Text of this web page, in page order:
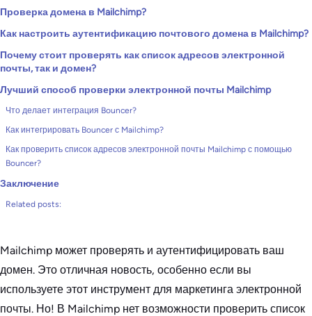
Проверка домена в Mailchimp?
Как настроить аутентификацию почтового домена в Mailchimp?
Почему стоит проверять как список адресов электронной
почты, так и домен?
Лучший способ проверки электронной почты Mailchimp
Что делает интеграция Bouncer?
Как интегрировать Bouncer с Mailchimp?
Как проверить список адресов электронной почты Mailchimp с помощью
Bouncer?
Заключение
Related posts:
Mailchimp может проверять и аутентифицировать ваш
домен. Это отличная новость, особенно если вы
используете этот инструмент для маркетинга электронной
почты. Но! В Mailchimp нет возможности проверить список